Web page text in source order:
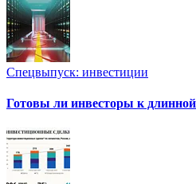
Спецвыпуск: инвестиции
Готовы ли инвесторы к